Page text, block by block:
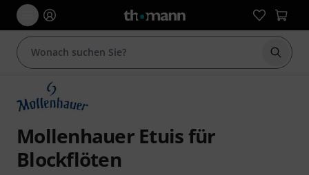
Suche
Mollenhauer Etuis für
Blockflöten